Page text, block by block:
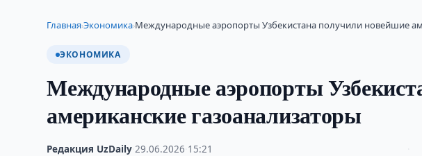
Главная›Экономика›Международные аэропорты Узбекистана получили новейшие
ЭКОНОМИКА
Международные аэропорты
американские газоанализаторы
Редакция UzDaily ·29.06.2026 15:21